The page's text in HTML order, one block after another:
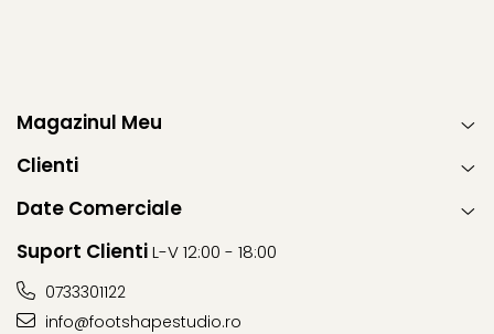
Magazinul Meu
Clienti
Date Comerciale
Suport ClientiL-V 12:00 - 18:00
0733301122
info@footshapestudio.ro